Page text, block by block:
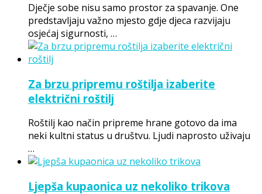
Dječje sobe nisu samo prostor za spavanje. One
predstavljaju važno mjesto gdje djeca razvijaju
osjećaj sigurnosti, …
Za brzu pripremu roštilja izaberite
električni roštilj
Roštilj kao način pripreme hrane gotovo da ima
neki kultni status u društvu. Ljudi naprosto uživaju
…
Ljepša kupaonica uz nekoliko trikova